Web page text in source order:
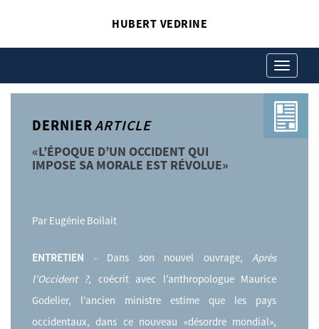
HUBERT VEDRINE
Toggle
navigation
DERNIERARTICLE
«L’ÉPOQUE D’UN OCCIDENT QUI
IMPOSE SA MORALE EST RÉVOLUE»
Par Eugénie Boilait
ENTRETIEN - Dans son nouvel ouvrage, Après
l’Occident ?, coécrit avec l’anthropologue Maurice
Godelier, l’ancien ministre estime que les pays
occidentaux, dans ce nouveau «désordre mondial»,